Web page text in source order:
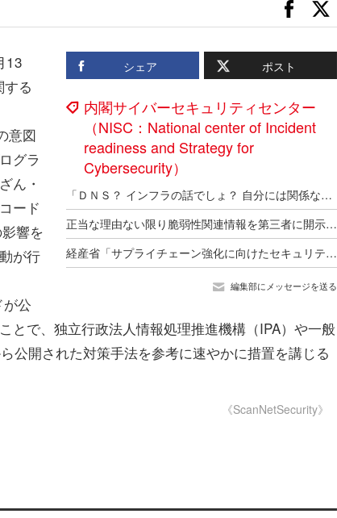
シェア ポスト
内閣サイバーセキュリティセンター
（NISC：National center of Incident
readiness and Strategy for
Cybersecurity）
「ＤＮＳ？ インフラの話でしょ？ 自分には関係なさそう」そう考えるセキュリティ管理者が Infoblox Exchange Tokyo 2025 に参加すべき三つ以上の理由
正当な理由ない限り脆弱性関連情報を第三者に開示せず ～「情報セキュリティ早期警戒パートナーシップガイドライン」に則した対応を呼びかけ
経産省「サプライチェーン強化に向けたセキュリティ対策評価制度」事前対策支援サービスを BBSec が提供
編集部にメッセージを送る
13
る
意図
グラ
ん・
ード
響を
が行
公
とで、独立行政法人情報処理推進機構（IPA）や一般
公開された対策手法を参考に速やかに措置を講じる
《ScanNetSecurity》